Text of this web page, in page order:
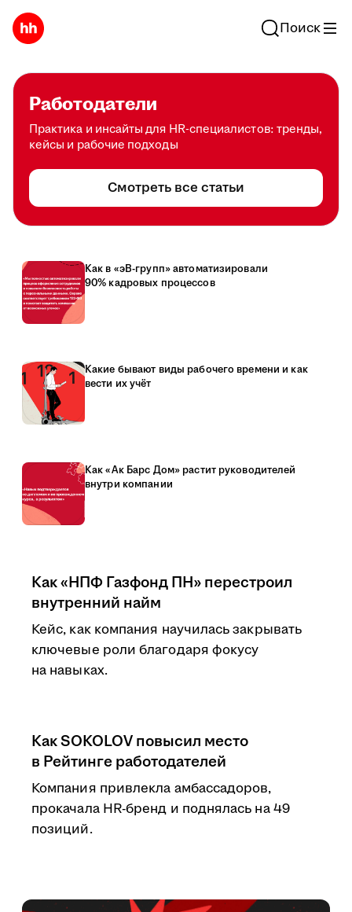
Поиск
Работодатели
Практика и инсайты для HR-специалистов: тренды,
кейсы и рабочие подходы
Смотреть все статьи
Как в «эВ-групп» автоматизировали
90% кадровых процессов
Какие бывают виды рабочего времени и как
вести их учёт
Как «Ак Барс Дом» растит руководителей
внутри компании
Как «НПФ Газфонд ПН» перестроил
внутренний найм
Кейс, как компания научилась закрывать
ключевые роли благодаря фокусу
на навыках.
Как SOKOLOV повысил место
в Рейтинге работодателей
Компания привлекла амбассадоров,
прокачала HR-бренд и поднялась на 49
позиций.